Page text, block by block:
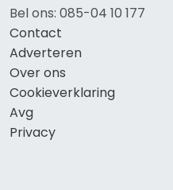
Bel ons: 085-04 10 177
Contact
Adverteren
Over ons
Cookieverklaring
Avg
Privacy